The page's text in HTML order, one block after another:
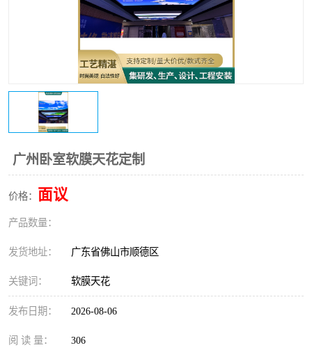
广州卧室软膜天花定制
价格： 面议
产品数量：
发货地址： 广东省佛山市顺德区
关键词： 软膜天花
发布日期： 2026-08-06
阅 读 量： 306